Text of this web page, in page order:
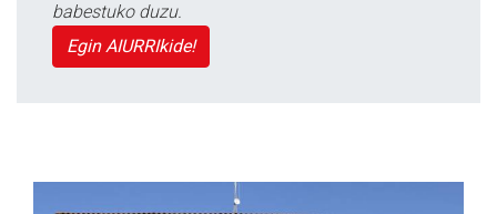
babestuko duzu.
Egin AIURRIkide!